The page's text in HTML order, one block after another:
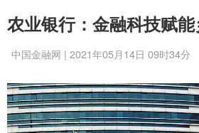
农业银行：金融科技赋
中国金融网 | 2021年05月14日 09时34分